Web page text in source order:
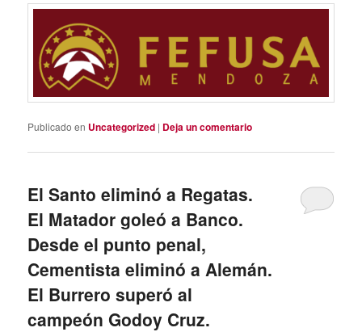
Publicado en Uncategorized | Deja un comentario
El Santo eliminó a Regatas.
El Matador goleó a Banco.
Desde el punto penal,
Cementista eliminó a Alemán.
El Burrero superó al
campeón Godoy Cruz.